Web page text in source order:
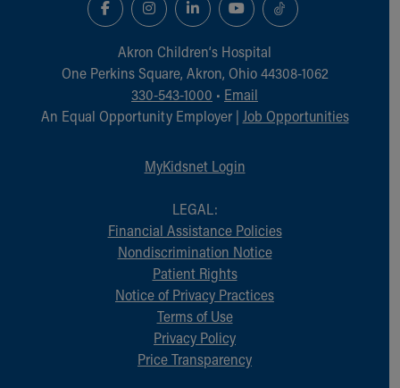
Akron Children‘s Hospital
One Perkins Square, Akron, Ohio 44308-1062
330-543-1000 • Email
An Equal Opportunity Employer | Job Opportunities
MyKidsnet Login
LEGAL:
Financial Assistance Policies
Nondiscrimination Notice
Patient Rights
Notice of Privacy Practices
Terms of Use
Privacy Policy
Price Transparency